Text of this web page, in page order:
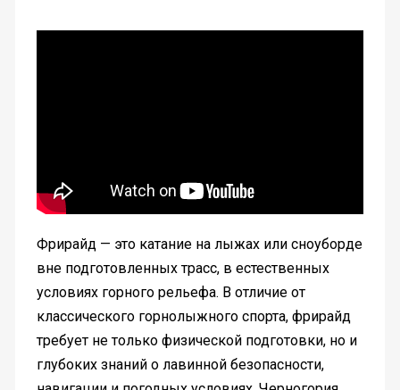
Фрирайд — это катание на лыжах или сноуборде
вне подготовленных трасс, в естественных
условиях горного рельефа. В отличие от
классического горнолыжного спорта, фрирайд
требует не только физической подготовки, но и
глубоких знаний о лавинной безопасности,